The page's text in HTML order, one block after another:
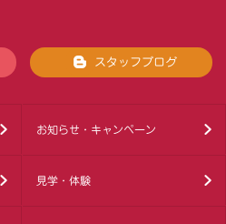
スタッフブログ
お知らせ・キャンペーン
見学・体験